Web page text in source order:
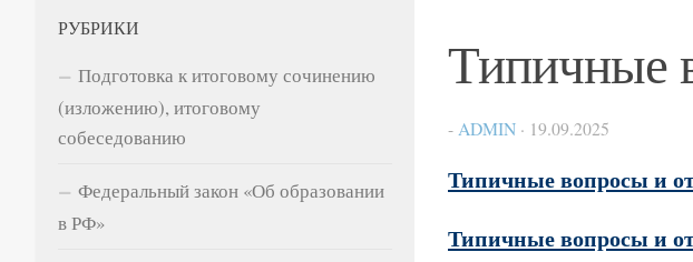
Типичные
- ADMIN · 19.09.2025
Типичные вопросы и
Типичные вопросы и
РУБРИКИ
Подготовка к итоговому сочинению
(изложению), итоговому
собеседованию
Федеральный закон «Об образовании
в РФ»